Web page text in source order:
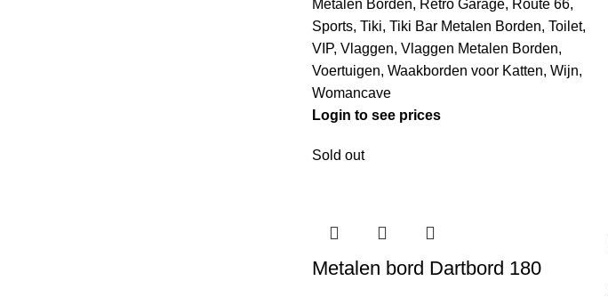
Metalen Borden, Retro Garage, Route 66,
Sports, Tiki, Tiki Bar Metalen Borden, Toilet,
VIP, Vlaggen, Vlaggen Metalen Borden,
Voertuigen, Waakborden voor Katten, Wijn,
Womancave
Login to see prices
Sold out
Metalen bord Dartbord 180